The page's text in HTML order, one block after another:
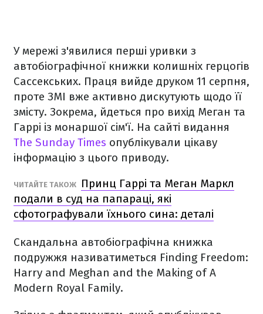
У мережі з'явилися перші уривки з
автобіографічної книжки колишніх герцогів
Сассекських. Праця вийде друком 11 серпня,
проте ЗМІ вже активно дискутують щодо її
змісту. Зокрема, йдеться про вихід Меган та
Гаррі із монаршої сім'ї. На сайті видання
The Sunday Times опублікували цікаву
інформацію з цього приводу.
ЧИТАЙТЕ ТАКОЖ
Принц Гаррі та Меган Маркл
подали в суд на папараці, які
сфотографували їхнього сина: деталі
Скандальна автобіографічна книжка
подружжя називатиметься Finding Freedom:
Harry and Meghan and the Making of A
Modern Royal Family.